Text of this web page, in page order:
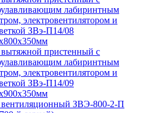
лабиринтным
электровентилятором и
ЗВэ-П14/08
вытяжной пристенный с
лабиринтным
электровентилятором и
ЗВэ-П14/09
вентиляционный ЗВЭ-800-2-П